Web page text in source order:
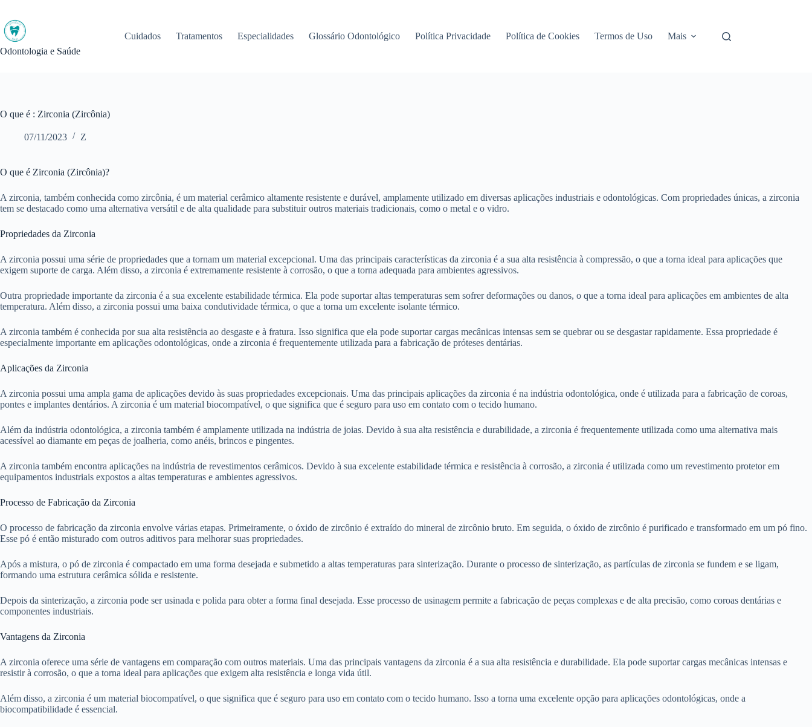
conteúdo
Odontologia e Saúde
Cuidados Tratamentos Especialidades Glossário Odontológico Política Privacidade Política de Cookies Termos de Uso Mais
O que é : Zirconia (Zircônia)
07/11/2023 Z
O que é Zirconia (Zircônia)?
A zirconia, também conhecida como zircônia, é um material cerâmico altamente resistente e durável, amplamente utilizado em diversas aplicações industriais e odontológicas. Com propriedades únicas, a zirconia
tem se destacado como uma alternativa versátil e de alta qualidade para substituir outros materiais tradicionais, como o metal e o vidro.
Propriedades da Zirconia
A zirconia possui uma série de propriedades que a tornam um material excepcional. Uma das principais características da zirconia é a sua alta resistência à compressão, o que a torna ideal para aplicações que
exigem suporte de carga. Além disso, a zirconia é extremamente resistente à corrosão, o que a torna adequada para ambientes agressivos.
Outra propriedade importante da zirconia é a sua excelente estabilidade térmica. Ela pode suportar altas temperaturas sem sofrer deformações ou danos, o que a torna ideal para aplicações em ambientes de alta
temperatura. Além disso, a zirconia possui uma baixa condutividade térmica, o que a torna um excelente isolante térmico.
A zirconia também é conhecida por sua alta resistência ao desgaste e à fratura. Isso significa que ela pode suportar cargas mecânicas intensas sem se quebrar ou se desgastar rapidamente. Essa propriedade é
especialmente importante em aplicações odontológicas, onde a zirconia é frequentemente utilizada para a fabricação de próteses dentárias.
Aplicações da Zirconia
A zirconia possui uma ampla gama de aplicações devido às suas propriedades excepcionais. Uma das principais aplicações da zirconia é na indústria odontológica, onde é utilizada para a fabricação de coroas,
pontes e implantes dentários. A zirconia é um material biocompatível, o que significa que é seguro para uso em contato com o tecido humano.
Além da indústria odontológica, a zirconia também é amplamente utilizada na indústria de joias. Devido à sua alta resistência e durabilidade, a zirconia é frequentemente utilizada como uma alternativa mais
acessível ao diamante em peças de joalheria, como anéis, brincos e pingentes.
A zirconia também encontra aplicações na indústria de revestimentos cerâmicos. Devido à sua excelente estabilidade térmica e resistência à corrosão, a zirconia é utilizada como um revestimento protetor em
equipamentos industriais expostos a altas temperaturas e ambientes agressivos.
Processo de Fabricação da Zirconia
O processo de fabricação da zirconia envolve várias etapas. Primeiramente, o óxido de zircônio é extraído do mineral de zircônio bruto. Em seguida, o óxido de zircônio é purificado e transformado em um pó fino.
Esse pó é então misturado com outros aditivos para melhorar suas propriedades.
Após a mistura, o pó de zirconia é compactado em uma forma desejada e submetido a altas temperaturas para sinterização. Durante o processo de sinterização, as partículas de zirconia se fundem e se ligam,
formando uma estrutura cerâmica sólida e resistente.
Depois da sinterização, a zirconia pode ser usinada e polida para obter a forma final desejada. Esse processo de usinagem permite a fabricação de peças complexas e de alta precisão, como coroas dentárias e
componentes industriais.
Vantagens da Zirconia
A zirconia oferece uma série de vantagens em comparação com outros materiais. Uma das principais vantagens da zirconia é a sua alta resistência e durabilidade. Ela pode suportar cargas mecânicas intensas e
resistir à corrosão, o que a torna ideal para aplicações que exigem alta resistência e longa vida útil.
Além disso, a zirconia é um material biocompatível, o que significa que é seguro para uso em contato com o tecido humano. Isso a torna uma excelente opção para aplicações odontológicas, onde a
biocompatibilidade é essencial.